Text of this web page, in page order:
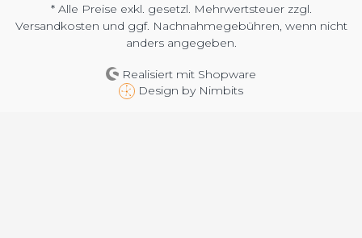
* Alle Preise exkl. gesetzl. Mehrwertsteuer zzgl.
Versandkosten und ggf. Nachnahmegebühren, wenn nicht
anders angegeben.
Realisiert mit Shopware
Design by Nimbits